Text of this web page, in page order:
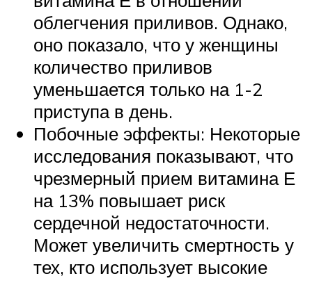
облегчения приливов. Однако,
оно показало, что у женщины
количество приливов
уменьшается только на 1-2
приступа в день.
Побочные эффекты: Некоторые
исследования показывают, что
чрезмерный прием витамина Е
на 13% повышает риск
сердечной недостаточности.
Может увеличить смертность у
тех, кто использует высокие